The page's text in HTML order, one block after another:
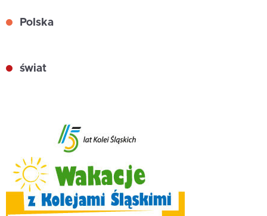
Polska
świat